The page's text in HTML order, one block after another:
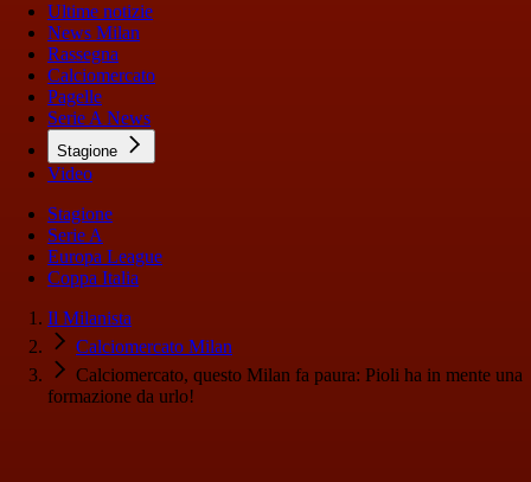
Ultime notizie
News Milan
Rassegna
Calciomercato
Pagelle
Serie A News
Stagione
Video
Stagione
Serie A
Europa League
Coppa Italia
Il Milanista
Calciomercato Milan
Calciomercato, questo Milan fa paura: Pioli ha in mente una
formazione da urlo!